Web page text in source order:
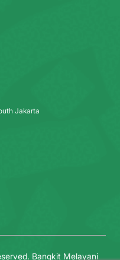
Jakarta
Bangkit Melayani